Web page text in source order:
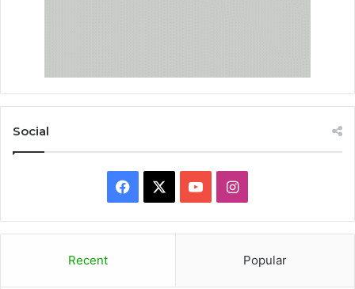
Social
Facebook YouTubeInstagram
Recent Popular